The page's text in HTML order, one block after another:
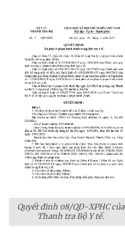
Quyết đinh 08/QĐ-XPHC của
Thanh tra Bộ Y tế.